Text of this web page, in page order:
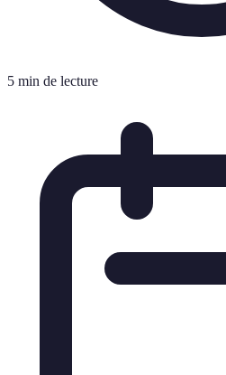
5 min de lecture